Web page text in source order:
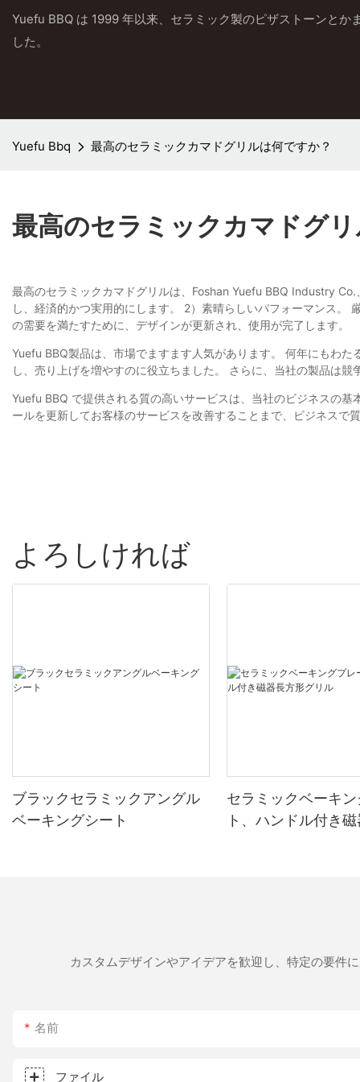
Yuefu BBQ は 1999 年以来、セラミック製のピザストーンとか
した。
Yuefu Bbq 最高のセラミックカマドグリルは何ですか？
最高のセラミックカマドグ
最高のセラミックカマドグリルは、Foshan Yuefu BBQ Industry
し、経済的かつ実用的にします。 2）素晴らしいパフォーマンス。
の需要を満たすために、デザインが更新され、使用が完了します。
Yuefu BBQ製品は、市場でますます人気があります。 何年にもわ
し、売り上げを増やすのに役立ちました。 さらに、当社の製品は
Yuefu BBQ で提供される質の高いサービスは、当社のビジネスの
ールを更新してお客様のサービスを改善することまで、ビジネスで
よろしければ
ブラックセラミックアングル
ベーキングシート
セラミックベーキ
ト、ハンドル付き磁
カスタムデザインやアイデアを歓迎し、特定の要件
名前
ファイル